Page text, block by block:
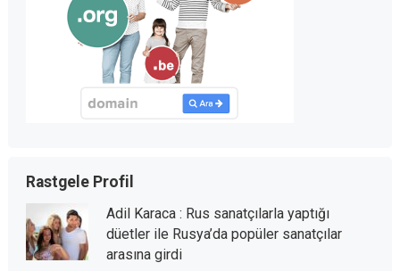
Rastgele Profil
Adil Karaca : Rus sanatçılarla yaptığı
düetler ile Rusya’da popüler sanatçılar
arasına girdi